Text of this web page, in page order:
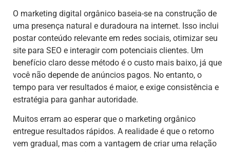
O marketing digital orgânico baseia-se na construção de
uma presença natural e duradoura na internet. Isso inclui
postar conteúdo relevante em redes sociais, otimizar seu
site para SEO e interagir com potenciais clientes. Um
benefício claro desse método é o custo mais baixo, já que
você não depende de anúncios pagos. No entanto, o
tempo para ver resultados é maior, e exige consistência e
estratégia para ganhar autoridade.
Muitos erram ao esperar que o marketing orgânico
entregue resultados rápidos. A realidade é que o retorno
vem gradual, mas com a vantagem de criar uma relação